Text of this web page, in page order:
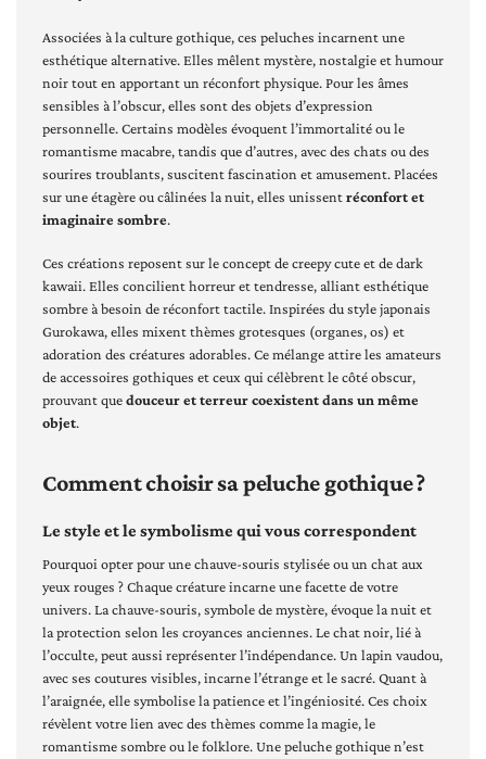
Associées à la culture gothique, ces peluches incarnent une
esthétique alternative. Elles mêlent mystère, nostalgie et humour
noir tout en apportant un réconfort physique. Pour les âmes
sensibles à l’obscur, elles sont des objets d’expression
personnelle. Certains modèles évoquent l’immortalité ou le
romantisme macabre, tandis que d’autres, avec des chats ou des
sourires troublants, suscitent fascination et amusement. Placées
sur une étagère ou câlinées la nuit, elles unissentréconfort et
imaginaire sombre.
Ces créations reposent sur le concept de creepy cute et de dark
kawaii. Elles concilient horreur et tendresse, alliant esthétique
sombre à besoin de réconfort tactile. Inspirées du style japonais
Gurokawa, elles mixent thèmes grotesques (organes, os) et
adoration des créatures adorables. Ce mélange attire les amateurs
de accessoires gothiques et ceux qui célèbrent le côté obscur,
prouvant quedouceur et terreur coexistent dans un même
objet.
Comment choisir sa peluche gothique ?
Le style et le symbolisme qui vous correspondent
Pourquoi opter pour une chauve-souris stylisée ou un chat aux
yeux rouges ? Chaque créature incarne une facette de votre
univers. La chauve-souris, symbole de mystère, évoque la nuit et
la protection selon les croyances anciennes. Le chat noir, lié à
l’occulte, peut aussi représenter l’indépendance. Un lapin vaudou,
avec ses coutures visibles, incarne l’étrange et le sacré. Quant à
l’araignée, elle symbolise la patience et l’ingéniosité. Ces choix
révèlent votre lien avec des thèmes comme la magie, le
romantisme sombre ou le folklore. Une peluche gothique n’est